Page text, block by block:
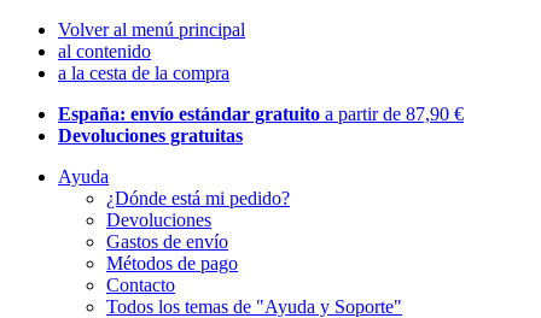
Volver al menú principal
al contenido
a la cesta de la compra
España: envío estándar gratuito a partir de 87,90 €
Devoluciones gratuitas
Ayuda
¿Dónde está mi pedido?
Devoluciones
Gastos de envío
Métodos de pago
Contacto
Todos los temas de "Ayuda y Soporte"